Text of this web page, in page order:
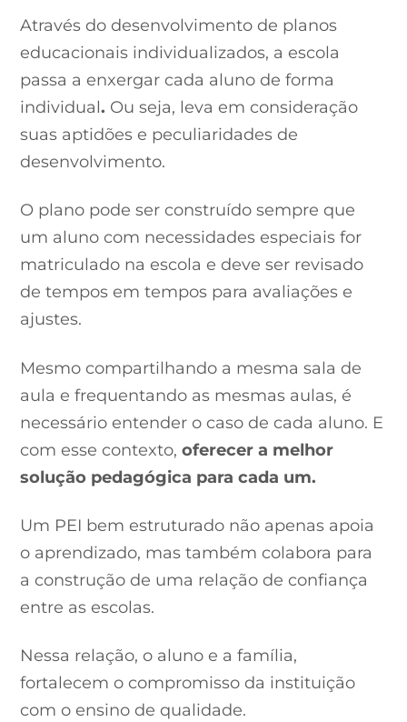
Através do desenvolvimento de planos
educacionais individualizados, a escola
passa a enxergar cada aluno de forma
individual. Ou seja, leva em consideração
suas aptidões e peculiaridades de
desenvolvimento.
O plano pode ser construído sempre que
um aluno com necessidades especiais for
matriculado na escola e deve ser revisado
de tempos em tempos para avaliações e
ajustes.
Mesmo compartilhando a mesma sala de
aula e frequentando as mesmas aulas, é
necessário entender o caso de cada aluno. E
com esse contexto,oferecer a melhor
solução pedagógica para cada um.
Um PEI bem estruturado não apenas apoia
o aprendizado, mas também colabora para
a construção de uma relação de confiança
entre as escolas.
Nessa relação, o aluno e a família,
fortalecem o compromisso da instituição
com o ensino de qualidade.